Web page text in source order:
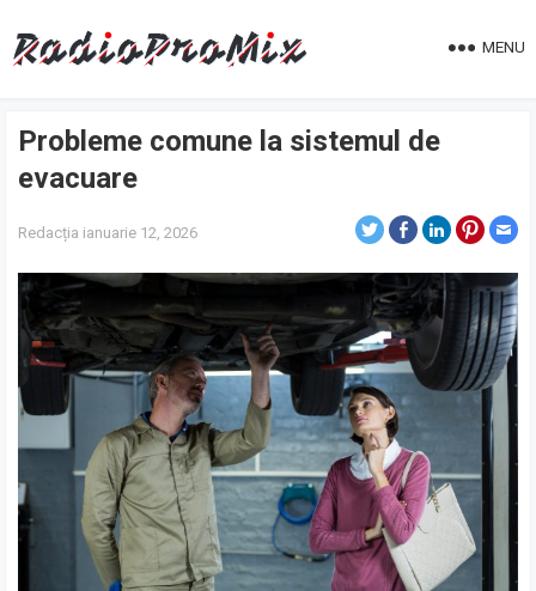
MENU
Probleme comune la sistemul de
evacuare
Redacția ianuarie 12, 2026